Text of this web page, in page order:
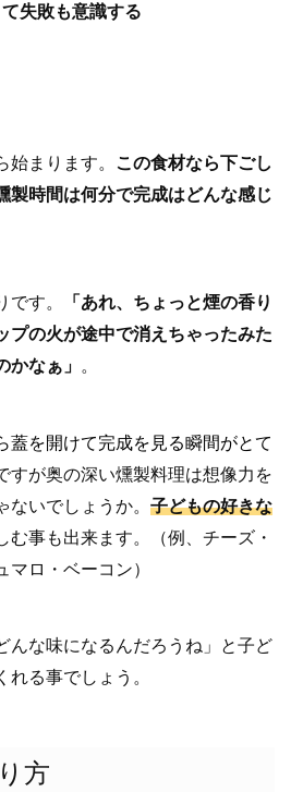
失敗も意識する
まります。
この食材なら下ごし
製時間は何分で完成はどんな感じ
す。
「あれ、ちょっと煙の香り
プの火が途中で消えちゃったみた
かなぁ」 。
蓋を開けて完成を見る瞬間がとて
すが奥の深い燻製料理は想像力を
いでしょうか。 子どもの好きな
む事も出来ます。（例、チーズ・
ロ・ベーコン）
んな味になるんだろうね」と子ど
れる事でしょう。
方